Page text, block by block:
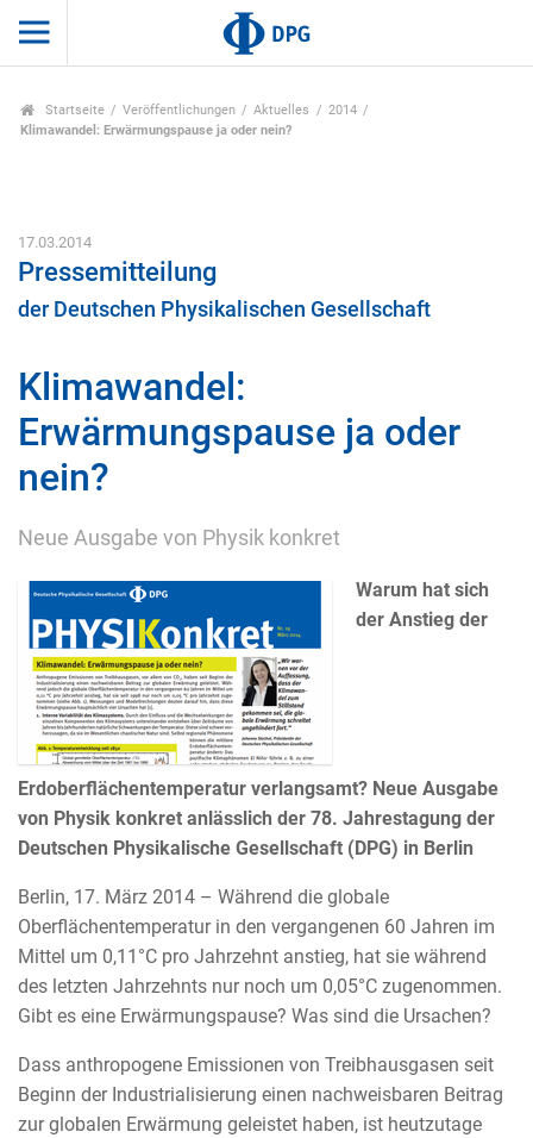
Startseite Veröffentlichungen Aktuelles
2014
Klimawandel: Erwärmungspause ja oder nein?
17.03.2014
Pressemitteilung
der Deutschen Physikalischen Gesellschaft
Klimawandel:
Erwärmungspause ja oder
nein?
Neue Ausgabe von Physik konkret
Warum hat sich
der Anstieg der
Erdoberflächentemperatur verlangsamt? Neue Ausgabe
von Physik konkret anlässlich der 78. Jahrestagung der
Deutschen Physikalische Gesellschaft (DPG) in Berlin
Berlin, 17. März 2014 – Während die globale
Oberflächentemperatur in den vergangenen 60 Jahren im
Mittel um 0,11°C pro Jahrzehnt anstieg, hat sie während
des letzten Jahrzehnts nur noch um 0,05°C zugenommen.
Gibt es eine Erwärmungspause? Was sind die Ursachen?
Dass anthropogene Emissionen von Treibhausgasen seit
Beginn der Industrialisierung einen nachweisbaren Beitrag
zur globalen Erwärmung geleistet haben, ist heutzutage